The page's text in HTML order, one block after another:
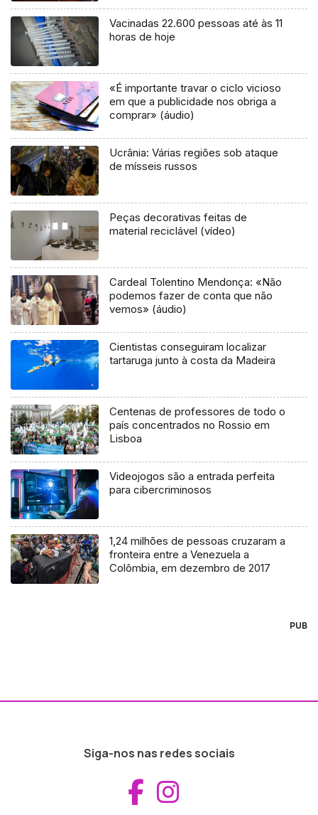
Vacinadas 22.600 pessoas até às 11
horas de hoje
«É importante travar o ciclo vicioso
em que a publicidade nos obriga a
comprar» (áudio)
Ucrânia: Várias regiões sob ataque
de mísseis russos
Peças decorativas feitas de
material reciclável (vídeo)
Cardeal Tolentino Mendonça: «Não
podemos fazer de conta que não
vemos» (áudio)
Cientistas conseguiram localizar
tartaruga junto à costa da Madeira
Centenas de professores de todo o
país concentrados no Rossio em
Lisboa
Videojogos são a entrada perfeita
para cibercriminosos
1,24 milhões de pessoas cruzaram a
fronteira entre a Venezuela a
Colômbia, em dezembro de 2017
PUB
Siga-nos nas redes sociais
Aceder ao